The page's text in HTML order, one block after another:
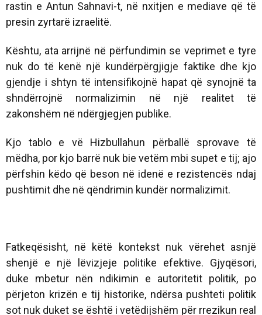
rastin e Antun Sahnavi-t, në nxitjen e mediave që të
presin zyrtarë izraelitë.
Kështu, ata arrijnë në përfundimin se veprimet e tyre
nuk do të kenë një kundërpërgjigje faktike dhe kjo
gjendje i shtyn të intensifikojnë hapat që synojnë ta
shndërrojnë normalizimin në një realitet të
zakonshëm në ndërgjegjen publike.
Kjo tablo e vë Hizbullahun përballë sprovave të
mëdha, por kjo barrë nuk bie vetëm mbi supet e tij; ajo
përfshin këdo që beson në idenë e rezistencës ndaj
pushtimit dhe në qëndrimin kundër normalizimit.
Fatkeqësisht, në këtë kontekst nuk vërehet asnjë
shenjë e një lëvizjeje politike efektive. Gjyqësori,
duke mbetur nën ndikimin e autoritetit politik, po
përjeton krizën e tij historike, ndërsa pushteti politik
sot nuk duket se është i vetëdijshëm për rrezikun real